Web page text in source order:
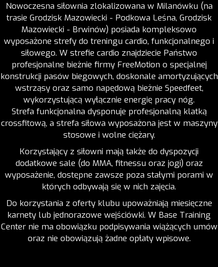
Nowoczesna siłownia zlokalizowana w Milanówku (na
trasie Grodzisk Mazowiecki - Podkowa Leśna, Grodzisk
Mazowiecki - Brwinów) posiada kompleksowo
wyposażone strefy do treningu cardio, funkcjonalnego i
siłowego. W strefie cardio znajdziecie Państwo
profesjonalne bieżnie firmy FreeMotion o specjalnej
konstrukcji pasów biegowych, doskonale amortyzujących
wstrząsy oraz samo napędową bieżnie Speedfeet,
wykorzystującą wyłącznie energię pracy nóg.
Strefa funkcjonalna dysponuje profesjonalną klatką
crossfitową, a strefa siłowa wyposażona jest w maszyny
stosowe i wolne ciężary.
Korzystający z siłowni mają także do dyspozycji
dodatkowe sale (do MMA, fitnessu oraz jogi) oraz
wyposażenie, dostępne zawsze poza stałymi porami w
których odbywają się w nich zajęcia.
Do korzystania z oferty klubu upoważniają miesięczne
karnety lub jednorazowe wejściówki. W Base Training
Center nie ma obowiązku podpisywania wiążących umów
oraz nie obowiązują żadne opłaty wpisowe.